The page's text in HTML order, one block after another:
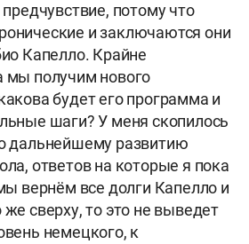
потому что
и заключаются они
Капелло. Крайне
мы получим нового
будет его программа и
шаги? У меня скопилось
дальнейшему развитию
ответов на которые я пока
вернём все долги Капелло и
сверху, то это не выведет
немецкого, к